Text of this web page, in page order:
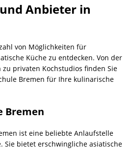
Anbieter in
von Möglichkeiten für
Küche zu entdecken. Von der
privaten Kochstudios finden Sie
Bremen für Ihre kulinarische
Bremen
ist eine beliebte Anlaufstelle
Sie bietet erschwingliche asiatische